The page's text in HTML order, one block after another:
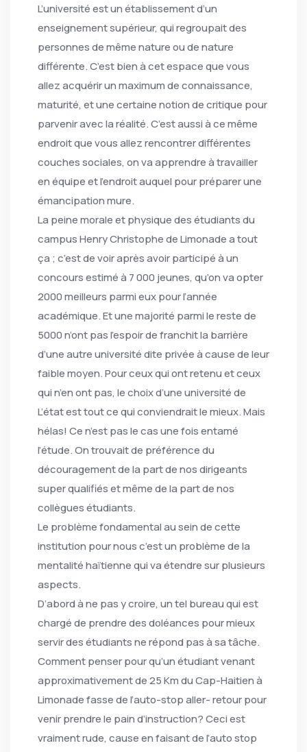
L’université est un établissement d’un
enseignement supérieur, qui regroupait des
personnes de même nature ou de nature
différente. C’est bien à cet espace que vous
allez acquérir un maximum de connaissance,
maturité, et une certaine notion de critique pour
parvenir avec la réalité. C’est aussi à ce même
endroit que vous allez rencontrer différentes
couches sociales, on va apprendre à travailler
en équipe et l’endroit auquel pour préparer une
émancipation mure.
La peine morale et physique des étudiants du
campus Henry Christophe de Limonade a tout
ça ; c’est de voir après avoir participé à un
concours estimé à 7 000 jeunes, qu’on va opter
2000 meilleurs parmi eux pour l’année
académique. Et une majorité parmi le reste de
5000 n’ont pas l’espoir de franchit la barrière
d’une autre université dite privée à cause de leur
faible moyen. Pour ceux qui ont retenu et ceux
qui n’en ont pas, le choix d’une université de
L’état est tout ce qui conviendrait le mieux. Mais
hélas! Ce n’est pas le cas une fois entamé
l’étude. On trouvait de préférence du
découragement de la part de nos dirigeants
super qualifiés et même de la part de nos
collègues étudiants.
Le problème fondamental au sein de cette
institution pour nous c’est un problème de la
mentalité haïtienne qui va étendre sur plusieurs
aspects.
D’abord à ne pas y croire, un tel bureau qui est
chargé de prendre des doléances pour mieux
servir des étudiants ne répond pas à sa tâche.
Comment penser pour qu’un étudiant venant
approximativement de 25 Km du Cap-Haitien à
Limonade fasse de l’auto-stop aller- retour pour
venir prendre le pain d’instruction? Ceci est
vraiment rude, cause en faisant de l’auto stop